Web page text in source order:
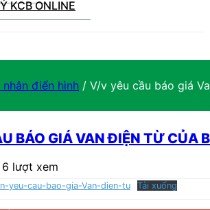
KCB ONLINE
nhân điển hình / V/v yêu cầu báo giá
BÁO GIÁ VAN ĐIỆN TỪ CỦA
6 lượt xem
yeu-cau-bao-gia-Van-dien-tu Tải xuống